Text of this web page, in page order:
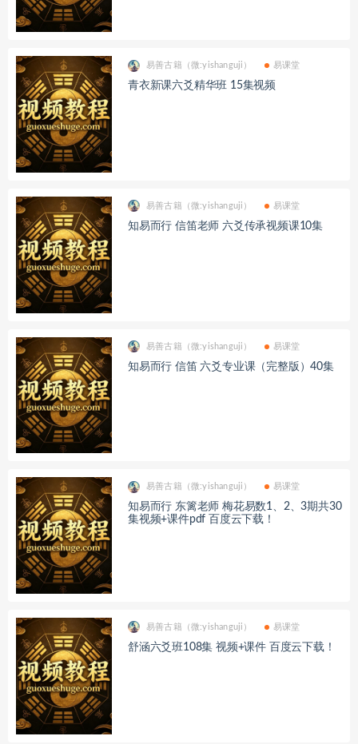
易善古籍（微:yishanguji） 易课堂
青衣新课六爻精华班 15集视频
易善古籍（微:yishanguji） 易课堂
知易而行 信笛老师 六爻传承视频课10集
易善古籍（微:yishanguji） 易课堂
知易而行 信笛 六爻专业课（完整版）40集
易善古籍（微:yishanguji） 易课堂
知易而行 东篱老师 梅花易数1、2、3期共30
集视频+课件pdf 百度云下载！
易善古籍（微:yishanguji） 易课堂
舒涵六爻班108集 视频+课件 百度云下载！